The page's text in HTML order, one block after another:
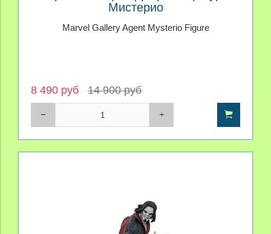
Мистерио
Marvel Gallery Agent Mysterio Figure
8 490 руб 14 900 руб